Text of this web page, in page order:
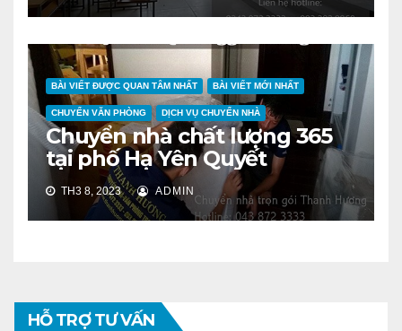
BÀI VIẾT ĐƯỢC QUAN TÂM NHẤT BÀI VIẾT MỚI NHẤT
CHUYỂN VĂN PHÒNG DỊCH VỤ CHUYỂN NHÀ
Chuyển nhà chất lượng 365
tại phố Hạ Yên Quyết
TH3 8, 2023 ADMIN
HỖ TRỢ TƯ VẤN